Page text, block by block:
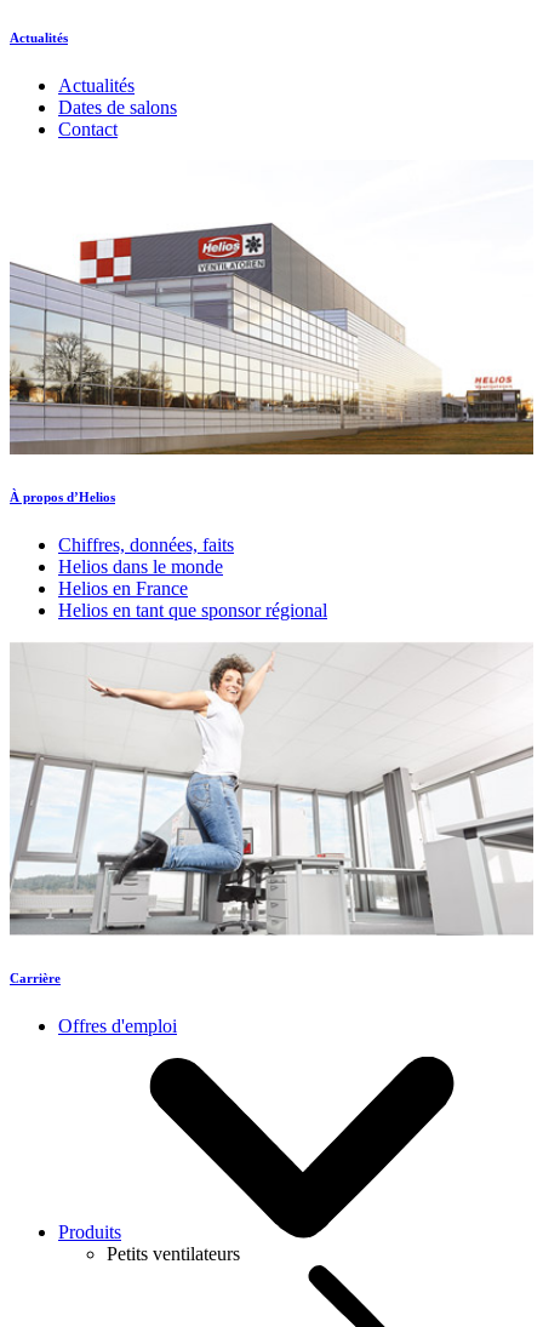
Actualités
Actualités
Dates de salons
Contact
À propos d’Helios
Chiffres, données, faits
Helios dans le monde
Helios en France
Helios en tant que sponsor régional
Carrière
Offres d'emploi
Produits
Petits ventilateurs